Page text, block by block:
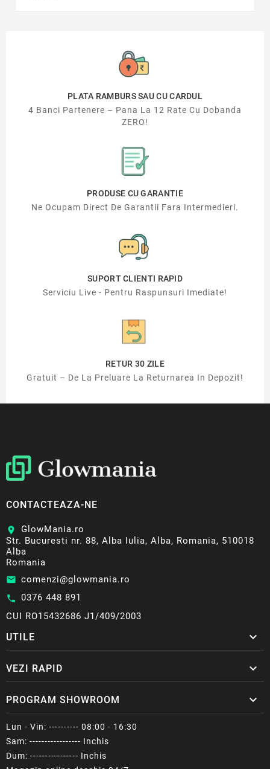
PLATA RAMBURS SAU CU CARDUL
4 Banci Partenere – Pana La 12 Rate Cu Dobanda
ZERO!
PRODUSE CU GARANTIE
Ne Ocupam Direct De Garantii Fara Intermedieri.
SUPORT CLIENTI RAPID
Serviciu Live - Pentru Raspunsuri Imediate!
RETUR 30 ZILE
Gratuit – De La Preluare La Returnarea In Depozit!
CONTACTEAZA-NE
location_on
GlowMania.ro
Str. Bucuresti nr. 88, Alba Iulia, Alba, Romania, 510018
Alba
Romania
email comenzi@glowmania.ro
call 0376 448 891
CUI RO15432686 J1/409/2003
UTILE 
VEZI RAPID 
PROGRAM SHOWROOM 
Lun - Vin: ---------- 08:00 - 16:30
Sam: ----------------- Inchis
Dum: ---------------- Inchis